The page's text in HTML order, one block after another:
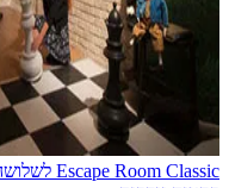
Escape Room Classic לשלושה משתתפים